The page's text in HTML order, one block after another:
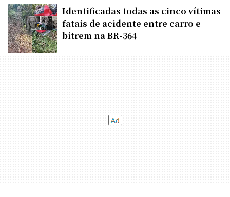
Identificadas todas as cinco vítimas
fatais de acidente entre carro e
bitrem na BR-364